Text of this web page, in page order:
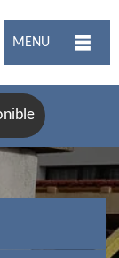
MENU